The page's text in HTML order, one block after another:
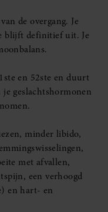
de overgang. Je
blijft definitief uit. Je
en 52ste en duurt
geslachtshormonen
minder libido,
met afvallen,
een verhoogd
en hart- en